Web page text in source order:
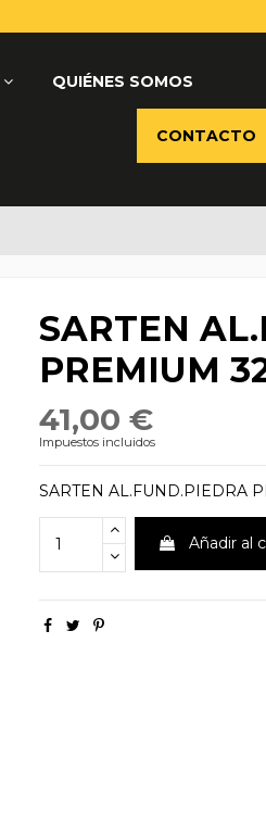
QUIÉNES SOMOS
CONTACTO
SARTEN
PREMIUM
41,00 €
Impuestos incluidos
SARTEN AL.FUND.PIEDRA
Añadir al